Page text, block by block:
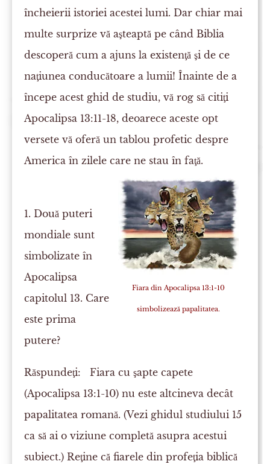
încheierii istoriei acestei lumi. Dar chiar mai
multe surprize vă aşteaptă pe când Biblia
descoperă cum a ajuns la existenţă şi de ce
naţiunea conducătoare a lumii! Înainte de a
începe acest ghid de studiu, vă rog să citiţi
Apocalipsa 13:11-18, deoarece aceste opt
versete vă oferă un tablou profetic despre
America în zilele care ne stau în faţă.
Fiara din Apocalipsa 13:1-10
simbolizează papalitatea.
1. Două puteri
mondiale sunt
simbolizate în
Apocalipsa
capitolul 13. Care
este prima
putere?
Răspundeţi: Fiara cu şapte capete
(Apocalipsa 13:1-10) nu este altcineva decât
papalitatea romană. (Vezi ghidul studiului 15
ca să ai o viziune completă asupra acestui
subiect.) Reţine că fiarele din profeţia biblică